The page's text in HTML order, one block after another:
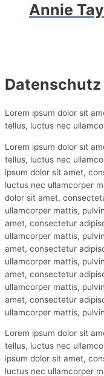
Annie
Datenschutz
Lorem ipsum dolor sit
tellus, luctus nec
Lorem ipsum dolor sit
tellus, luctus nec
ipsum dolor sit amet,
luctus nec ullamcorper
dolor sit amet,
ullamcorper mattis,
amet, consectetur
ullamcorper mattis,
amet, consectetur
ullamcorper mattis,
amet, consectetur
ullamcorper mattis,
amet, consectetur
ullamcorper mattis,
Lorem ipsum dolor sit
tellus, luctus nec
ipsum dolor sit amet,
luctus nec ullamcorper